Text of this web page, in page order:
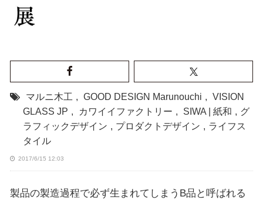
マルニ木工 , GOOD DESIGN Marunouchi , VISION
GLASS JP , カワイイファクトリー , SIWA | 紙和 , グ
ラフィックデザイン , プロダクトデザイン , ライフス
タイル
2017/6/15 12:03
製品の製造過程で必ず生まれてしまうB品と呼ばれる